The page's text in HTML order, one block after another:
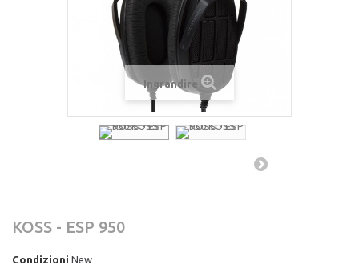
Ingrandire
KOSS - ESP 950
Condizioni New